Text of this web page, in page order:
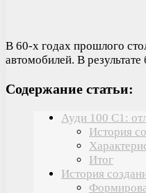
В 60-х годах прошлого
автомобилей. В
Содержание статьи:
Ауди 100 С1:
История
Итог
История